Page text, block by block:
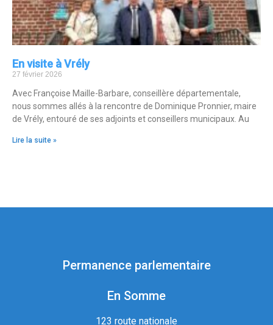
En visite à Vrély
27 février 2026
Avec Françoise Maille-Barbare, conseillère départementale,
nous sommes allés à la rencontre de Dominique Pronnier, maire
de Vrély, entouré de ses adjoints et conseillers municipaux. Au
Lire la suite »
Permanence parlementaire
En Somme
123 route nationale